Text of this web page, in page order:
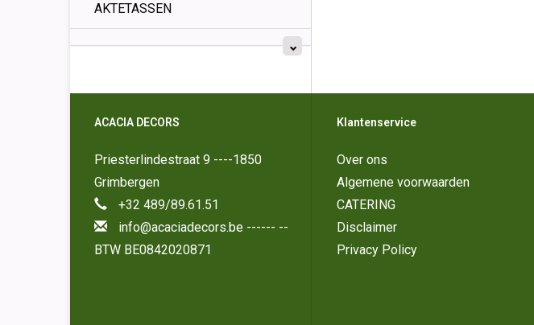
AKTETASSEN
ACACIA DECORS
Priesterlindestraat 9 ----1850
Grimbergen
+32 489/89.61.51
info@acaciadecors.be ------ --
BTW BE0842020871
Klantenservice
Over ons
Algemene voorwaarden
CATERING
Disclaimer
Privacy Policy